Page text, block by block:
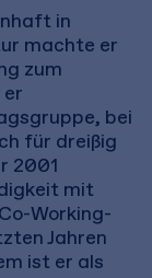
in
machte er
zum
bei
für dreißig
2001
mit
Working-
Jahren
ist er als